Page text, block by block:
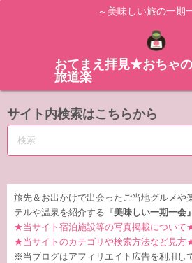
ス
ッ
～美味しい旅の一期
おてまえ拝見★おちゃ
旅道楽
サイト内検索はこちらから
旅先＆お出かけで出会ったご当地グルメや
テルや温泉を紹介する『 美味しい一期一会』
★当サイト宿泊施設等の写真掲載について
★当サイトのカテゴリや検索方法など見方
※当ブログはアフィリエイト広告を利用し